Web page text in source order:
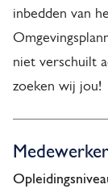
inbedden van
niet verschuilt
zoeken wij jou!